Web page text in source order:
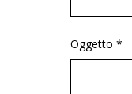
Oggetto *